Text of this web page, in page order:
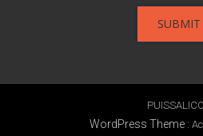
WordPress Theme :